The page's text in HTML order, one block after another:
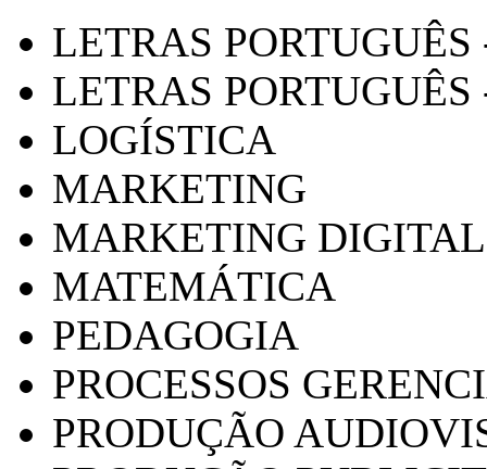
LETRAS
LETRAS PORTUGUÊS
LOGÍSTICA
MARKETING
MARKETING DIGITAL
MATEMÁTICA
PEDAGOGIA
PROCESSOS
PRODUÇÃO